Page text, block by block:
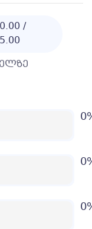
0.00 /
5.00